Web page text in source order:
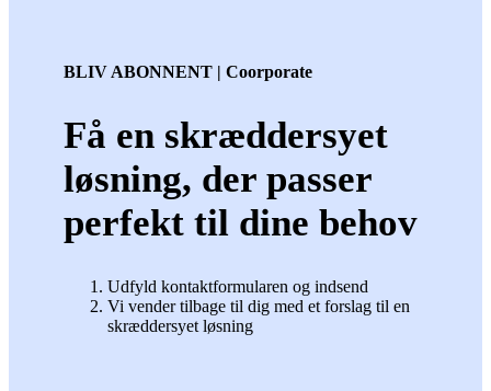
BLIV ABONNENT | Coorporate
Få en skræddersyet
løsning, der passer
perfekt til dine behov
Udfyld kontaktformularen og indsend
Vi vender tilbage til dig med et forslag til en
skræddersyet løsning